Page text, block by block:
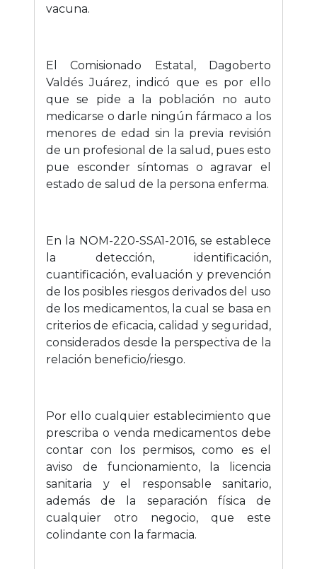
vacuna.
El Comisionado Estatal, Dagoberto
Valdés Juárez, indicó que es por ello
que se pide a la población no auto
medicarse o darle ningún fármaco a los
menores de edad sin la previa revisión
de un profesional de la salud, pues esto
pue esconder síntomas o agravar el
estado de salud de la persona enferma.
En la NOM-220-SSA1-2016, se establece
la detección, identificación,
cuantificación, evaluación y prevención
de los posibles riesgos derivados del uso
de los medicamentos, la cual se basa en
criterios de eficacia, calidad y seguridad,
considerados desde la perspectiva de la
relación beneficio/riesgo.
Por ello cualquier establecimiento que
prescriba o venda medicamentos debe
contar con los permisos, como es el
aviso de funcionamiento, la licencia
sanitaria y el responsable sanitario,
además de la separación física de
cualquier otro negocio, que este
colindante con la farmacia.